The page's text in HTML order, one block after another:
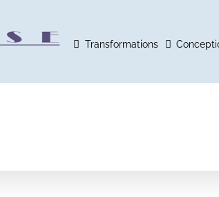
TransformationsAccueil